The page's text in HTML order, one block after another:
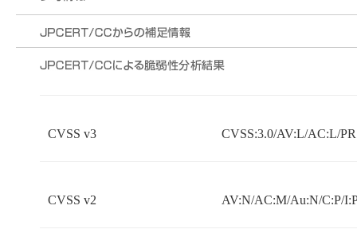
CVSS v3 CVSS:3.0/AV:L/AC:L/
CVSS v2 AV:N/AC:M/Au:N/C:P/